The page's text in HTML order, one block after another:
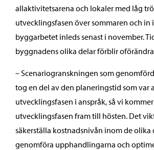
allaktivitetsarena och lokaler med låg
utvecklingsfasen över sommaren och in
byggarbetet inleds senast i november.
byggnadens olika delar förblir
– Scenariogranskningen som
tog en del av den planeringstid som var
utvecklingsfasen i anspråk, så vi
utvecklingsfasen fram till hösten. Det
säkerställa kostnadsnivån inom de olika
genomföra upphandlingarna och